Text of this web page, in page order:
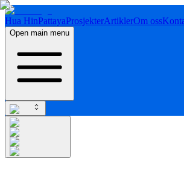
Hua HinPattayaProsjekterArtiklerOm oss
Open main menu